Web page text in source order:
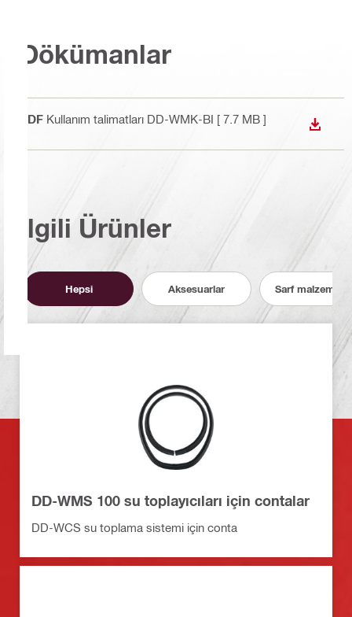
Dökümanlar
PDF Kullanım talimatları DD-WMK-BI [ 7.7 MB ]
İNDIR
İlgili Ürünler
Hepsi Aksesuarlar Sarf
DD-WMS 100 su toplayıcıları için contalar
DD-WCS su toplama sistemi için conta